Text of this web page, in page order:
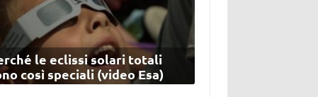
le eclissi solari totali
così speciali (video Esa)